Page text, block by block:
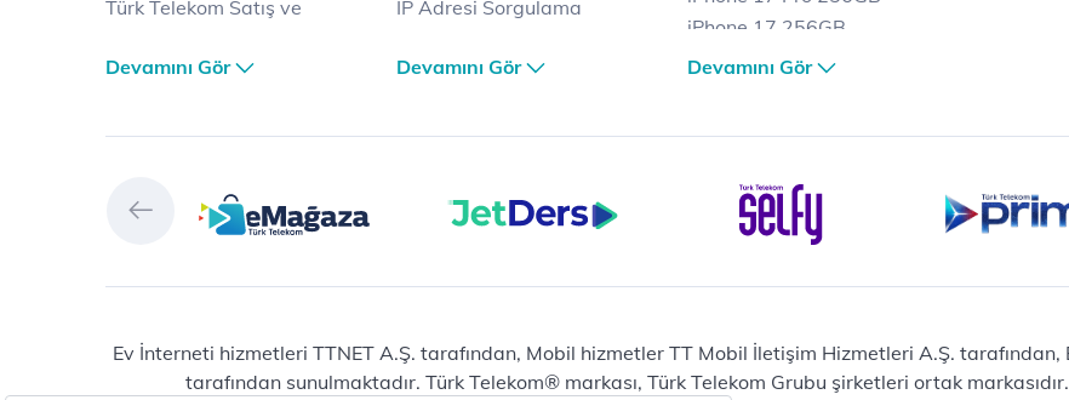
Türk Telekom Satış ve
Türk Telekom Finansal
Türk Telekom Afet Tedbirleri
Prime
Tivibu
Playstore
HİT (Türk Telekom Çocuk)
Devamını Gör
IP Adresi Sorgulama
Avantajlı İnternet
Fiber İnternet
İnternet Kampanyaları
Ev Telefonu
Muud
Total Protection
Raunt
Devamını Gör
iPhone 17 256GB
iPhone 17 Air 256GB
Casper Nirvana C370
Notebook
Ev Telefonu
Panasonic TGB610
Devamını Gör
Ev İnterneti hizmetleri TTNET A.Ş. tarafından, Mobil hizmetler TT Mobil İletişim Hizmetleri A.Ş.
tarafından sunulmaktadır. Türk Telekom® markası, Türk Telekom Grubu şirketleri ortak